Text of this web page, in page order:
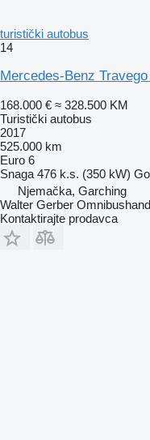
turistički autobus
14
Mercedes-Benz
168.000 € ≈ 328.500 KM
Turistički autobus
2017
525.000 km
Euro 6
Snaga 476 k.s. (350 kW)
Njemačka, Garching
Walter Gerber
Kontaktirajte prodavca